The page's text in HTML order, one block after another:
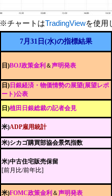
※チャートはTradingViewを使用
7月31日(水)の指標結果
日)BOJ政策金利 ＆声明発表
日) 日銀経済・物価情勢の展望(展望レポ
ート)公表
日)植田日銀総裁の記者会見
米)ADP雇用統計
米)シカゴ購買部協会景気指数
米)中古住宅販売保留
[前月比/前年比]
米)FOMC政策金利 ＆声明発表